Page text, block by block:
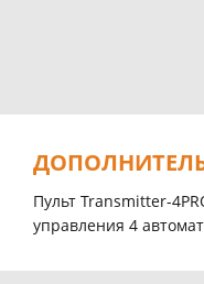
Пульт Transmitter-
управления 4